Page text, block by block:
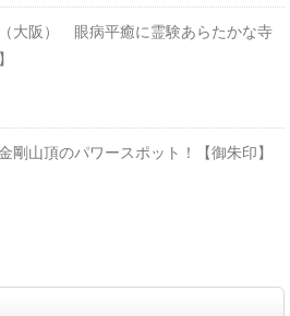
大阪） 眼病平癒に霊験あらたかな寺
山頂のパワースポット！【御朱印】